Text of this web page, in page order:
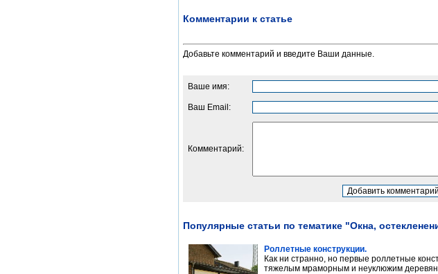
Комментарии к статье
Добавьте комментарий и введите Ваши данные.
Ваше имя:
Ваш Email:
Комментарий:
Популярные статьи по тематике "Окна,
Роллетные конструкции.
Как ни странно, но первые роллетные
тяжелым мраморным и неуклюжим